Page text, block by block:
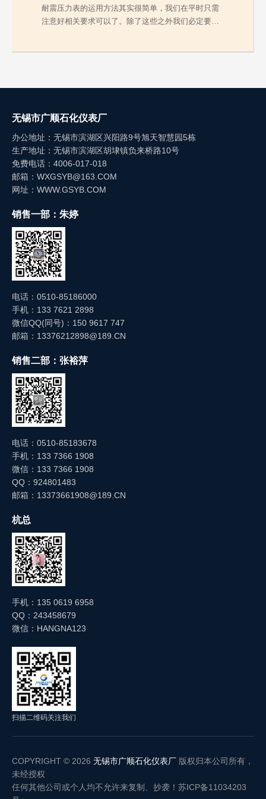
耐震压力表的运用方法其实很简单，我们在平时只需
注意好相关要求可以了。除了这些之外我们必定要弄
无锡市广顺石化仪表厂
办公地址：无锡市滨湖区兴阳路9号旭天智慧园5栋
生产地址：无锡市滨湖区胡埭镇负来桥路10号
免费电话：4006-017-018
邮箱：WXGSYB@163.COM
网址：WWW.GSYB.COM
销售一部：朱婷
电话：0510-85186000
手机：133 7621 2898
微信QQ(同号)：150 9617 747
邮箱：13376212898@189.CN
销售二部：张裕萍
电话：0510-85183678
手机：133 7366 1908
微信：133 7366 1908
QQ：924801483
邮箱：13373661908@189.CN
杭总
手机：135 0619 6958
QQ：243458679
微信：HANGNA123
扫描二维码关注我们
COPYRIGHT © 2026 无锡市广顺石化仪表厂 版权归本公司所有，
未经授权
任何其他公司或个人均不允许来复制、抄袭！ 苏ICP备11034203